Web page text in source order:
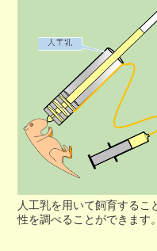
人工乳を用いて飼育するこ
性を調べることができます。